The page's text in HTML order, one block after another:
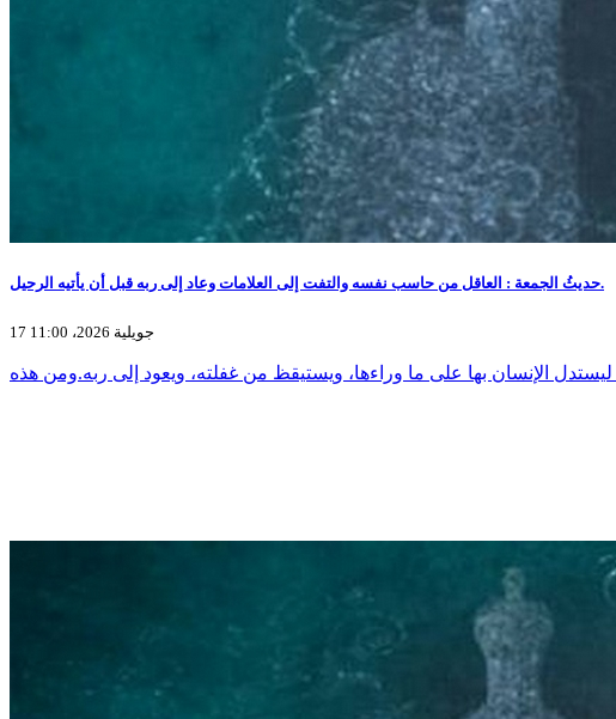
حديثُ الجمعة : العاقل من حاسب نفسه والتفت إلى العلامات وعاد إلى ربه قبل أن يأتيه الرحيل.
17 جويلية 2026، 11:00